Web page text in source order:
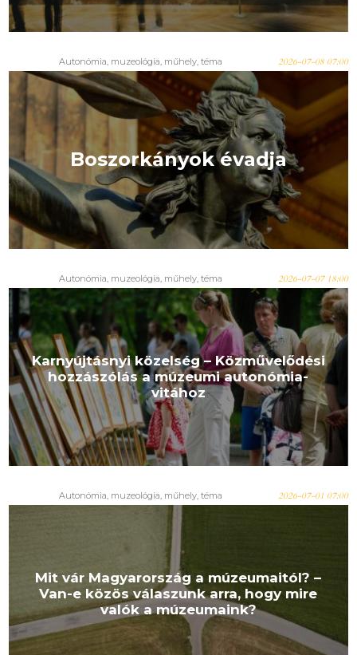
Autonómia muzeológia műhely téma 2026-07-08 07:00
Boszorkányok évadja
Autonómia muzeológia műhely téma 2026-07-07 18:00
Karnyújtásnyi közelség – Közművelődési
hozzászólás a múzeumi autonómia-
vitához
Autonómia muzeológia műhely téma 2026-07-01 07:00
Mit vár Magyarország a múzeumaitól? –
Van-e közös válaszunk arra, hogy mire
valók a múzeumaink?